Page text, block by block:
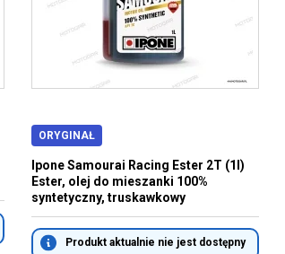
ORYGINAŁ
Ipone Samourai Racing Ester 2T (1l)
Ester, olej do mieszanki 100%
syntetyczny, truskawkowy
Produkt aktualnie nie jest dostępny